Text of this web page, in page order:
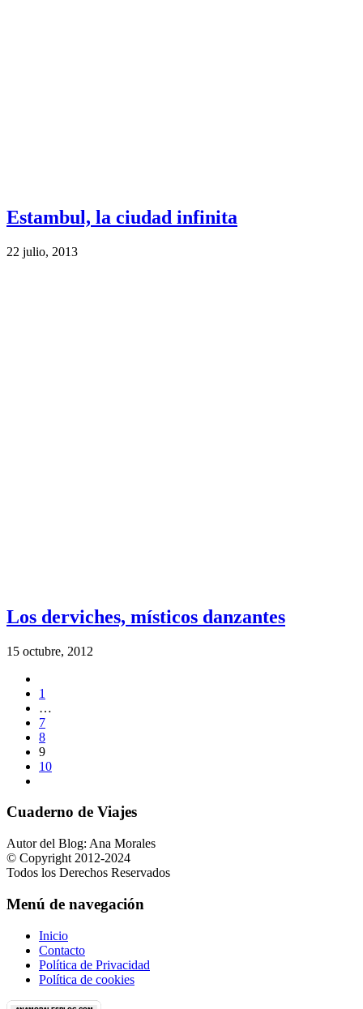
Estambul, la ciudad infinita
22 julio, 2013
Los derviches, místicos danzantes
15 octubre, 2012
1
…
7
8
9
10
Cuaderno de Viajes
Autor del Blog: Ana Morales
© Copyright 2012-2024
Todos los Derechos Reservados
Menú de navegación
Inicio
Contacto
Política de Privacidad
Política de cookies